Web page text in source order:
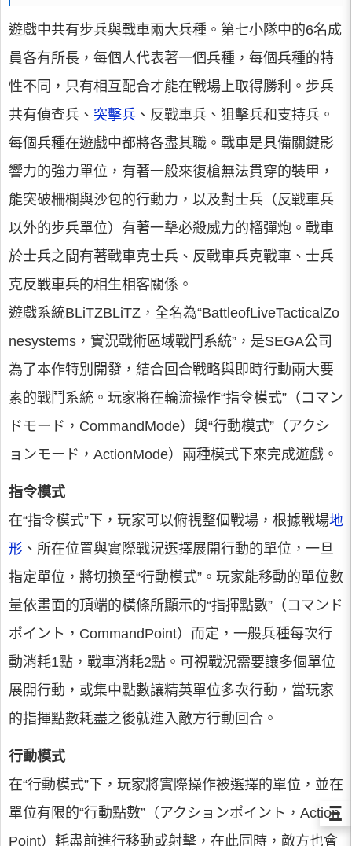
遊戲中共有步兵與戰車兩大兵種。第七小隊中的6名成
員各有所長，每個人代表著一個兵種，每個兵種的特
性不同，只有相互配合才能在戰場上取得勝利。步兵
共有偵查兵、 突擊兵 、反戰車兵、狙擊兵和支持兵。
每個兵種在遊戲中都將各盡其職。戰車是具備關鍵影
響力的強力單位，有著一般來復槍無法貫穿的裝甲，
能突破柵欄與沙包的行動力，以及對士兵（反戰車兵
以外的步兵單位）有著一擊必殺威力的榴彈炮。戰車
於士兵之間有著戰車克士兵、反戰車兵克戰車、士兵
克反戰車兵的相生相客關係。
遊戲系統BLiTZBLiTZ，全名為“BattleofLiveTacticalZo
nesystems，實況戰術區域戰鬥系統”，是SEGA公司
為了本作特別開發，結合回合戰略與即時行動兩大要
素的戰鬥系統。玩家將在輪流操作“指令模式”（コマン
ドモード，CommandMode）與“行動模式”（アクシ
ョンモード，ActionMode）兩種模式下來完成遊戲。
指令模式
在“指令模式”下，玩家可以俯視整個戰場，根據戰場地
形 、所在位置與實際戰況選擇展開行動的單位，一旦
指定單位，將切換至“行動模式”。玩家能移動的單位數
量依畫面的頂端的橫條所顯示的“指揮點數”（コマンド
ポイント，CommandPoint）而定，一般兵種每次行
動消耗1點，戰車消耗2點。可視戰況需要讓多個單位
展開行動，或集中點數讓精英單位多次行動，當玩家
的指揮點數耗盡之後就進入敵方行動回合。
行動模式
在“行動模式”下，玩家將實際操作被選擇的單位，並在
單位有限的“行動點數”（アクションポイント，Action
Point）耗盡前進行移動或射擊，在此同時，敵方也會
Ξ